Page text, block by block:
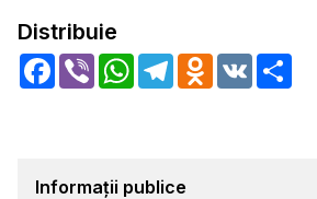
Distribuie
Facebook
Viber WhatsApp
TelegramOdnoklassniki
VK
Informații publice